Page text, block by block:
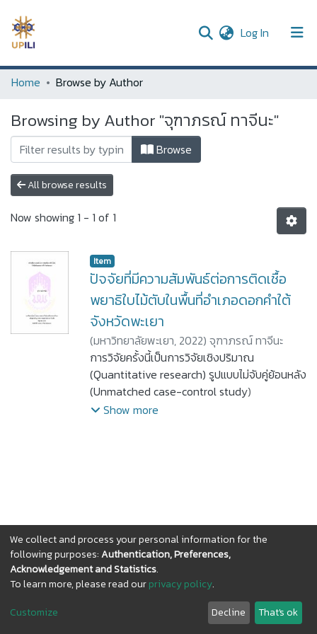
Log In (current)
UPDC
All of DSpace
Home Browse by Author
Browsing by Author "จุฑาภรณ์ ทาจีนะ"
Browse
All browse results
Now showing 1 - 1 of 1
Item
ปัจจัยที่มีความสัมพันธ์ต่อการติดเชื้อ
พยาธิใบไม้ตับในพื้นที่อำเภอดอกคำใต้
จังหวัดพะเยา
(มหาวิทยาลัยพะเยา, 2022) จุฑาภรณ์ ทาจีนะ
การวิจัยครั้งนี้เป็นการวิจัยเชิงปริมาณ
(Quantitative research) รูปแบบไม่จับคู่ย้อนหลัง
(Unmatched case-control study)
วัตถุประสงค์ในการศึกษา 1) คุณลักษณะส่วน
แก้ปัญหาโรคพยาธิใบไม้ตับ และมะเร็งท่อน้ำดี
เครือข่ายบริการสุขภาพอำเภอดอกคำใต้ ปี 2564
แบ่งออกเป็นกลุ่มศึกษา 92 คน กลุ่มควบคุม 184
คน คัดเลือกตัวอย่างโดยวิธีการสุ่มแบบง่าย เก็บ
ข้อมูลโดยใช้แบบสอบถาม วิเคราะห์ข้อมูลโดยสถิติ
เชิงพรรณนา Chi-square test และ Logistic
regression ผลการวิจัยพบว่า คุณลักษณะทาง
Show more
DSpace softwarecopyright © 2002-2026
Cookie
End User
Agreement
Send
Feedback
We collect and process your personal information for the
following purposes:Authentication, Preferences,
Acknowledgement and Statistics.
To learn more, please read ourprivacy policy.
Customize
Decline That's ok